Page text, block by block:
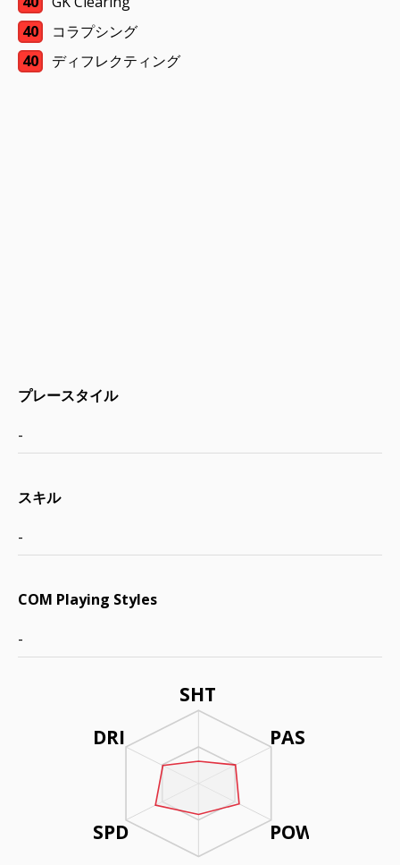
SHT
PAS
POW
DRI
SPD
40
コラプシング
40
ディフレクティング
プレースタイル
-
スキル
-
COM Playing Styles
-